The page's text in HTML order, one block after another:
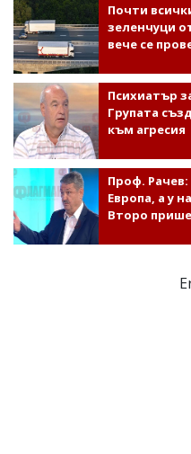
Почти
зеленчуци
вече се
Психиатър
Групата
към агресия
Проф.
Европа, а у
Второ